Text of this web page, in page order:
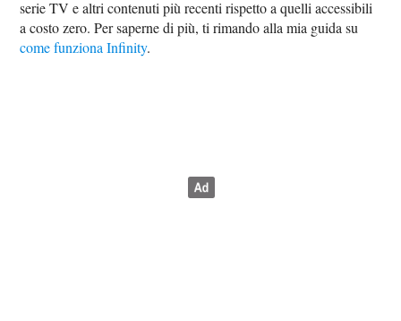
serie TV e altri contenuti più recenti rispetto a quelli accessibili
a costo zero. Per saperne di più, ti rimando alla mia guida su
come funziona Infinity.